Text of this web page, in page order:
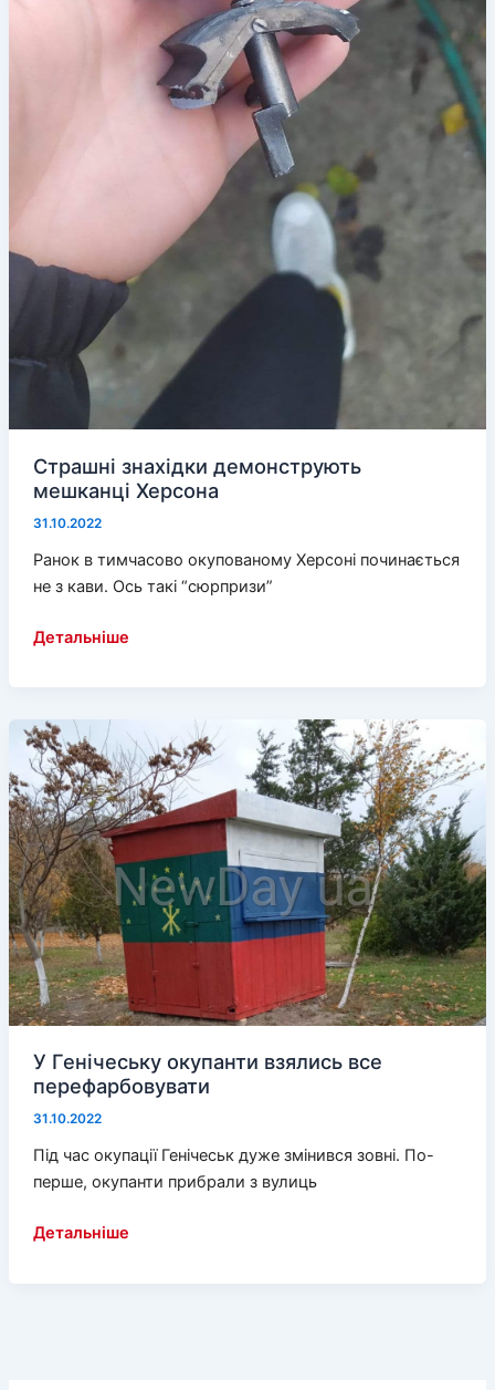
Страшні знахідки демонструють
мешканці Херсона
31.10.2022
Ранок в тимчасово окупованому Херсоні починається
не з кави. Ось такі “сюрпризи”
Страшні
мешканці
Херсона
Детальніше
У Генічеську окупанти взялись все
перефарбовувати
31.10.2022
Під час окупації Генічеськ дуже змінився зовні. По-
перше, окупанти прибрали з вулиць
У
Детальніше